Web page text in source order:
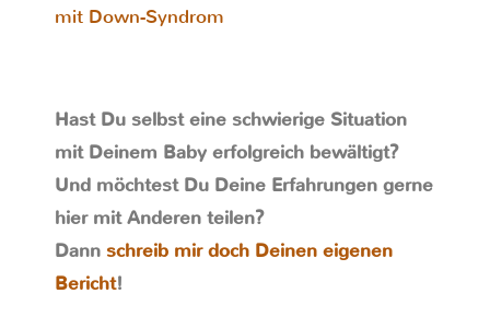
mit Down-Syndrom
Hast Du selbst eine schwierige Situation
mit Deinem Baby erfolgreich bewältigt?
Und möchtest Du Deine Erfahrungen gerne
hier mit Anderen teilen?
Dann schreib mir doch Deinen eigenen
Bericht!